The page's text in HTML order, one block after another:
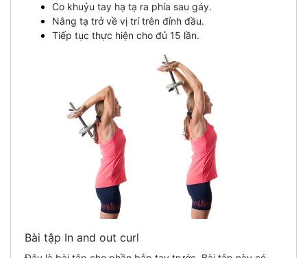
Co khuỷu tay hạ tạ ra phía sau gáy.
Nâng tạ trở về vị trí trên đỉnh đầu.
Tiếp tục thực hiện cho đủ 15 lần.
Bài tập In and out curl